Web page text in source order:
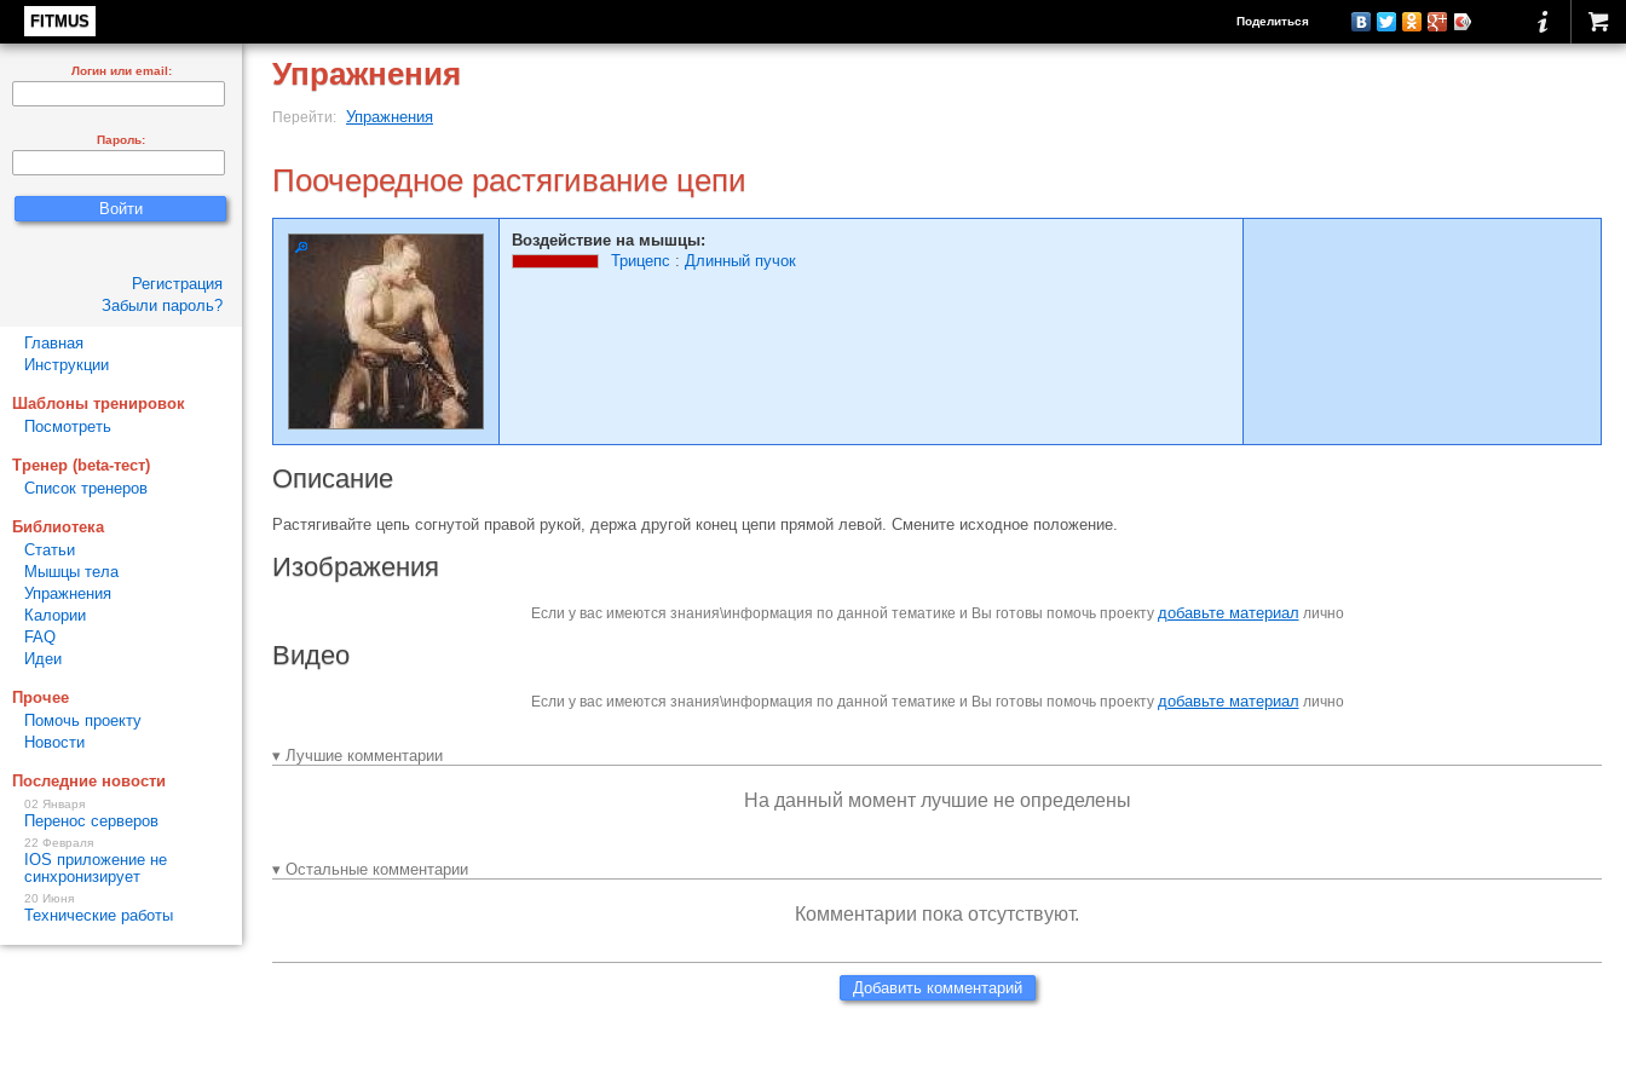
FITMUS Поделиться
Упражнения
Перейти: Упражнения
Поочередное растягива­ние цепи
Воздействие на мышцы:
Трицепс : Длинный пучок
Описание
Растягивайте цепь согнутой правой рукой, держа другой конец цепи прямой левой. Смените исходное положение.
Изображения
Если у вас имеются знания\информация по данной тематике и Вы готовы помочь проекту добавьте материал лично
Видео
Если у вас имеются знания\информация по данной тематике и Вы готовы помочь проекту добавьте материал лично
▾ Лучшие комментарии
На данный момент лучшие не определены
▾ Остальные комментарии
Комментарии пока отсутствуют.
Добавить комментарий
Логин или email:
Пароль:
Регистрация
Забыли пароль?
Главная
Инструкции
Шаблоны тренировок
Посмотреть
Тренер (beta-тест)
Список тренеров
Библиотека
Статьи
Мышцы тела
Упражнения
Калории
FAQ
Идеи
Прочее
Помочь проекту
Новости
Последние новости
02 Января
Перенос серверов
22 Февраля
IOS приложение не
синхронизирует
20 Июня
Технические работы